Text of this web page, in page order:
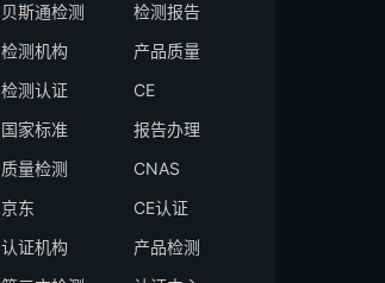
贝斯通检测
检测报告
检测机构
产品质量
检测认证
CE
国家标准
报告办理
质量检测
CNAS
京东
CE认证
认证机构
产品检测